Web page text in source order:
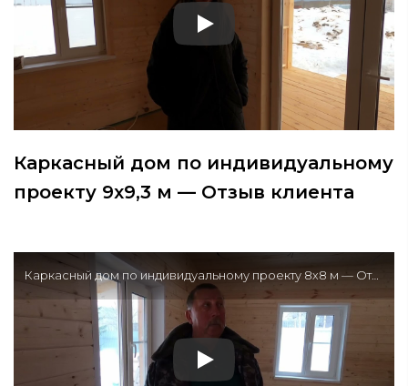
Каркасный дом по индивидуальному
проекту 9х9,3 м — Отзыв клиента
Каркасный дом по индивидуальному проекту 8х8 м — Отзыв клиента